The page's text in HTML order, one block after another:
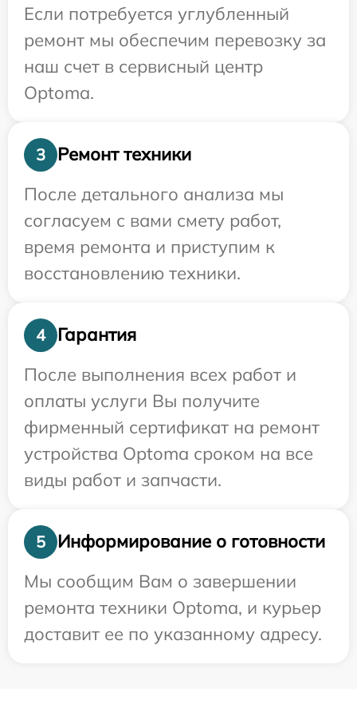
Если потребуется углубленный
ремонт мы обеспечим перевозку за
наш счет в сервисный центр
Optoma.
3
Ремонт техники
После детального анализа мы
согласуем с вами смету работ,
время ремонта и приступим к
восстановлению техники.
4
Гарантия
После выполнения всех работ и
оплаты услуги Вы получите
фирменный сертификат на ремонт
устройства Optoma сроком на все
виды работ и запчасти.
5
Информирование о готовности
Мы сообщим Вам о завершении
ремонта техники Optoma, и курьер
доставит ее по указанному адресу.